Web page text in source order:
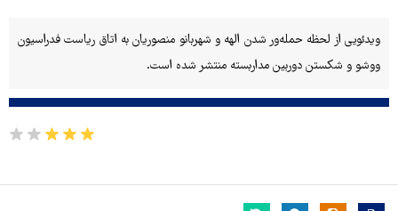
ویدئویی از لحظه حمله‌ور شدن الهه و شهربانو منصوریان به اتاق ریاست فدراسیون
ووشو و شکستن دوربین مداربسته منتشر شده است.